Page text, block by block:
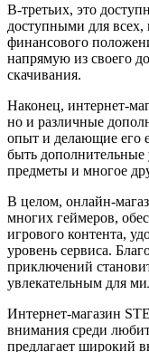
В-третьих, это
доступными для всех,
финансового
напрямую из своего
скачивания.
Наконец, интернет-
но и различные
опыт и делающие его
быть дополнительные
предметы и многое
В целом, онлайн-
многих геймеров,
игрового контента,
уровень сервиса.
приключений
увлекательным для
Интернет-магазин
внимания среди
предлагает широкий